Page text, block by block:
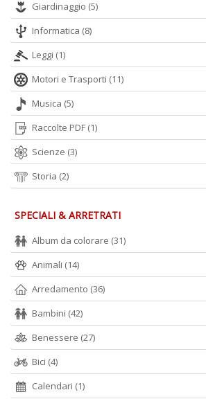
Giardinaggio (5)
Informatica (8)
Leggi (1)
Motori e Trasporti (11)
Musica (5)
Raccolte PDF (1)
Scienze (3)
Storia (2)
SPECIALI & ARRETRATI
Album da colorare (31)
Animali (14)
Arredamento (36)
Bambini (42)
Benessere (27)
Bici (4)
Calendari (1)